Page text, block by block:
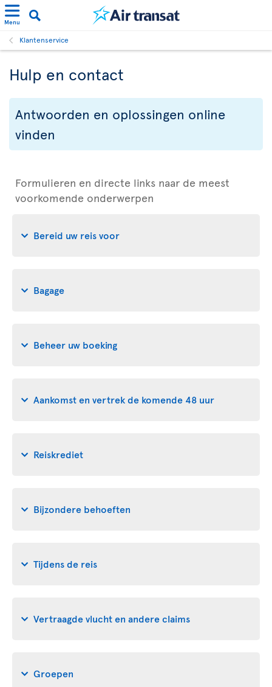
Menu
Klantenservice
Hulp en contact
Antwoorden en oplossingen online
vinden
Formulieren en directe links naar de meest
voorkomende onderwerpen
Bereid uw reis voor
Bagage
Beheer uw boeking
Aankomst en vertrek de komende 48 uur
Reiskrediet
Bijzondere behoeften
Tijdens de reis
Vertraagde vlucht en andere claims
Groepen